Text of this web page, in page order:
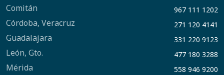
Comitán 967 111 1202
Córdoba, Veracruz 271 120 4141
Guadalajara 331 220 9123
León, Gto. 477 180 3288
Mérida 558 946 9200